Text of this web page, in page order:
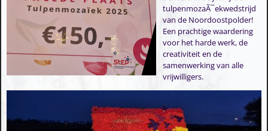
tulpenmozaÃ¯ekwedstrijd
van de Noordoostpolder!
Een prachtige waardering
voor het harde werk, de
creativiteit en de
samenwerking van alle
vrijwilligers.